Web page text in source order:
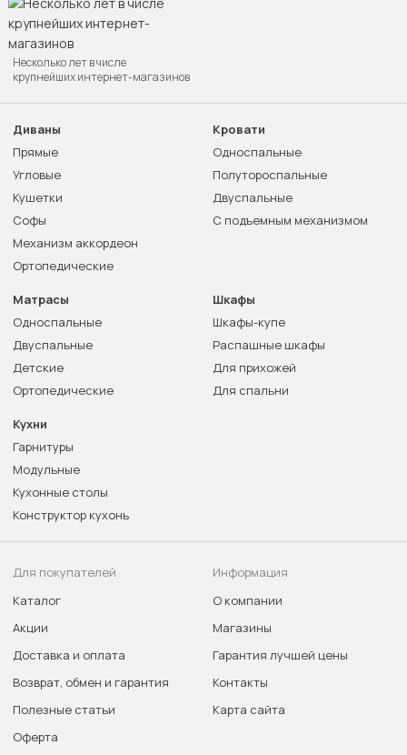
Несколько лет в числе
крупнейших интернет-магазинов
Диваны
Прямые
Угловые
Кушетки
Софы
Механизм аккордеон
Ортопедические
Кровати
Односпальные
Полутороспальные
Двуспальные
С подъемным механизмом
Матрасы
Односпальные
Двуспальные
Детские
Ортопедические
Шкафы
Шкафы-купе
Распашные шкафы
Для прихожей
Для спальни
Кухни
Гарнитуры
Модульные
Кухонные столы
Конструктор кухонь
Для покупателей
Каталог
Акции
Доставка и оплата
Возврат, обмен и гарантия
Полезные статьи
Оферта
Информация
О компании
Магазины
Гарантия лучшей цены
Контакты
Карта сайта